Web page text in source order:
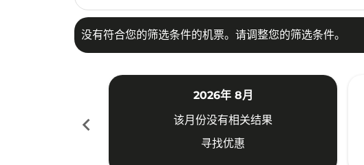
没有符合您的筛选条件的机票。请调整您的筛选条件。
chevron_left
2026年 8月
该月份没有相关结果
寻找优惠